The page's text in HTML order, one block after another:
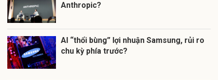
Anthropic?
AI “thổi bùng” lợi nhuận Samsung, rủi ro
chu kỳ phía trước?